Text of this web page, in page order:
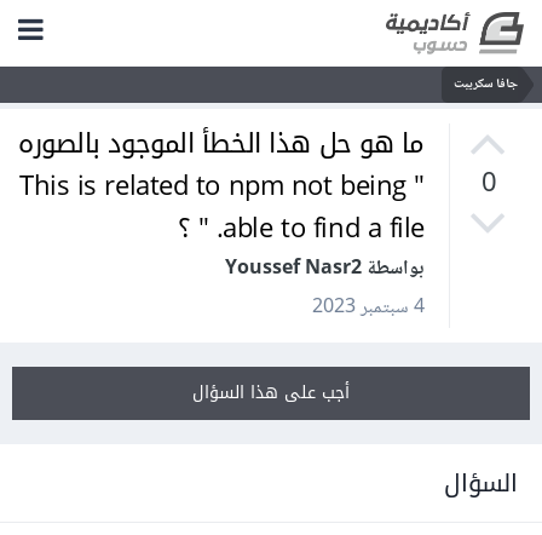
جافا سكريبت
0
ما هو حل هذا الخطأ الموجود بالصوره
" This is related to npm not being
able to find a file. " ؟
بواسطة Youssef Nasr2
4 سبتمبر 2023
أجب على هذا السؤال
السؤال